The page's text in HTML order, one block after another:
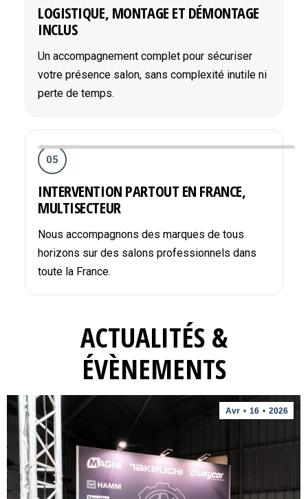
LOGISTIQUE, MONTAGE ET DÉMONTAGE
INCLUS
Un accompagnement complet pour sécuriser
votre présence salon, sans complexité inutile ni
perte de temps.
05
INTERVENTION PARTOUT EN FRANCE,
MULTISECTEUR
Nous accompagnons des marques de tous
horizons sur des salons professionnels dans
toute la France.
ACTUALITÉS &
ÉVÈNEMENTS
Avr 16 2026